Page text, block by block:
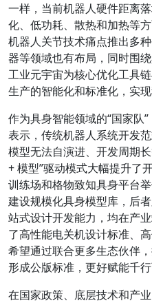
一样，当前机器人硬件距离
化、低功耗、散热和加热等
机器人关节技术痛点推出多
器等领域也有布局，同时围
工业元宇宙为核心优化工具
生产的智能化和标准化，实现
作为具身智能领域的“国家队
表示，传统机器人系统开发
模型无法自演进、开发周期
+ 模型”驱动模式大幅提升了
训练场和格物致知具身平台
建设规模化具身模型库，后
站式设计开发能力，均在产
了高性能电关机设计标准、
希望通过联合更多生态伙伴
形成公版标准，更好赋能千行
在国家政策、底层技术和产